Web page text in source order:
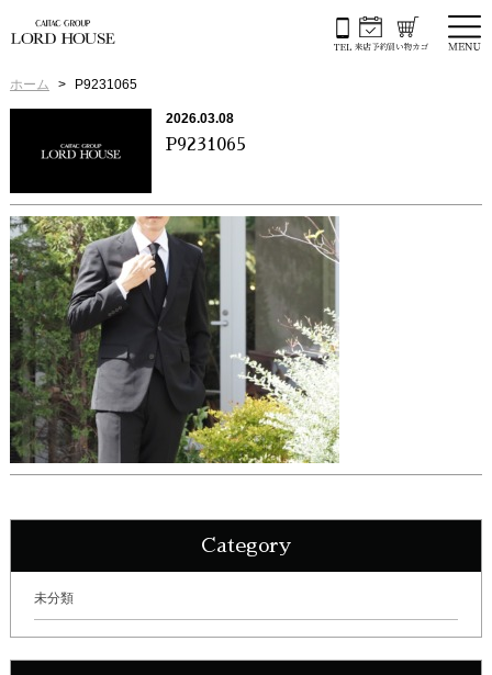
ホーム P9231065
2026.03.08
P9231065
Category
未分類